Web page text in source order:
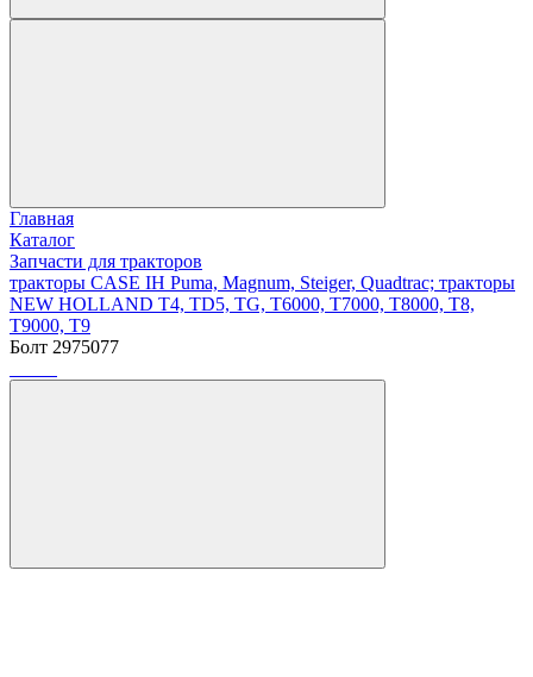
Главная
Каталог
Запчасти для тракторов
тракторы CASE IH Puma, Magnum, Steiger, Quadtrac; тракторы
NEW HOLLAND T4, TD5, TG, T6000, T7000, T8000, T8,
T9000, T9
Болт 2975077